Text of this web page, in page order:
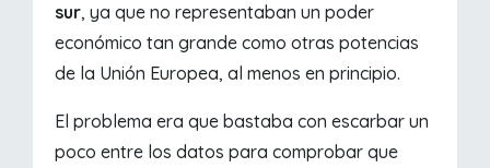
sur, ya que no representaban un poder
económico tan grande como otras potencias
de la Unión Europea, al menos en principio.
El problema era que bastaba con escarbar un
poco entre los datos para comprobar que